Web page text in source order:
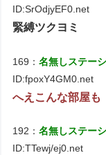
ID:SrOdjyEF0.net
緊縛ツクヨミ
169：名無しステー
ID:fpoxY4GM0.net
へえこんな部屋も
192：名無しステー
ID:TTewj/ej0.net